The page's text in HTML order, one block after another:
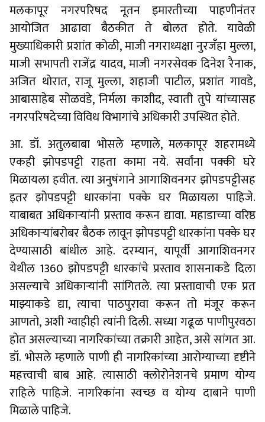
मलकापूर नगरपरिषद नूतन इमारतीच्या पाहणीनंतर
आयोजित आढावा बैठकीत ते बोलत होते. यावेळी
मुख्याधिकारी प्रशांत कोळी, माजी नगराध्यक्षा नुरजँहा मुल्ला,
माजी सभापती राजेंद्र यादव, माजी नगरसेवक दिनेश रैनाक,
अजित थोरात, राजू मुल्ला, शहाजी पाटील, प्रशांत गावडे,
आबासाहेब सोळवंडे, निर्मला काशीद, स्वाती तुपे यांच्यासह
नगरपरिषदेच्या विविध विभागांचे अधिकारी उपस्थित होते.
आ. डॉ. अतुलबाबा भोसले म्हणाले, मलकापूर शहरामध्ये
एकही झोपडपट्टी राहता कामा नये. सर्वांना पक्की घरे
मिळायला हवीत. त्या अनुषंगाने आगाशिवनगर झोपडपट्टीसह
इतर झोपडपट्टी धारकांना पक्के घर मिळायला पाहिजे.
याबाबत अधिकार्‍यांनी प्रस्ताव करून द्यावा. महाडाच्या वरिष्ठ
अधिकार्‍यांबरोबर बैठक लावून झोपडपट्टी धारकांना पक्के घर
देण्यासाठी बांधील आहे. दरम्यान, यापूर्वी आगाशिवनगर
येथील 1360 झोपडपट्टी धारकांचे प्रस्ताव शासनाकडे दिला
असल्याचे अधिकार्‍यांनी सांगितले. त्या प्रस्तावाची एक प्रत
माझ्याकडे द्या, त्याचा पाठपुरावा करून तो मंजूर करून
आणतो, अशी ग्वाहीही त्यांनी दिली. सध्या गढूळ पाणीपुरवठा
होत असल्याच्या नागरिकांच्या तक्रारी आहेत, असे सांगत आ.
डॉ. भोसले म्हणाले पाणी ही नागरिकांच्या आरोग्याच्या दृष्टीने
महत्त्वाची बाब आहे. त्यासाठी क्लोरोनेशनचे प्रमाण योग्य
राहिले पाहिजे. नागरिकांना स्वच्छ व योग्य दाबाने पाणी
मिळाले पाहिजे.